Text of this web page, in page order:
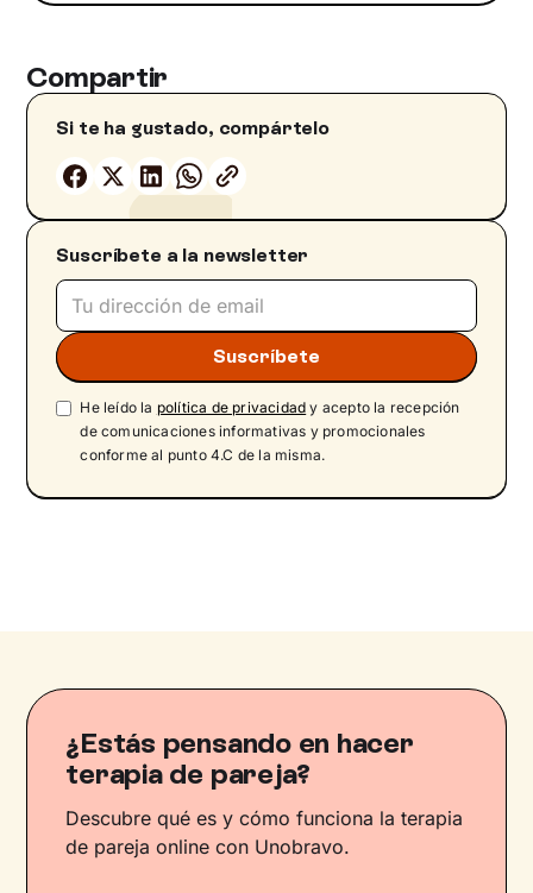
Compartir
Si te ha gustado, compártelo
Suscríbete a la newsletter
He leído la política de privacidad y acepto la recepción
de comunicaciones informativas y promocionales
conforme al punto 4.C de la misma.
¿Estás pensando en hacer
terapia de pareja?
Descubre qué es y cómo funciona la terapia
de pareja online con Unobravo.